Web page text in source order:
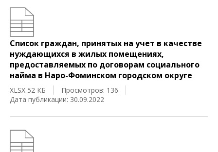
Список граждан, принятых на учет в качестве
нуждающихся в жилых помещениях,
предоставляемых по договорам социального
найма в Наро-Фоминском городском округе
XLSX 52 КБ
Просмотров: 136
Дата публикации: 30.09.2022